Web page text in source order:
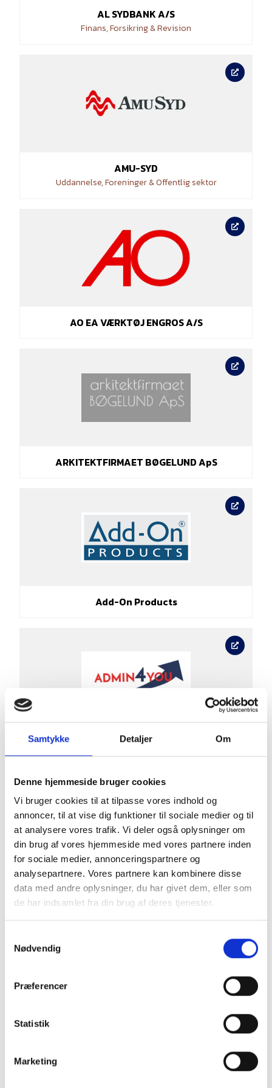
Samtykke Detaljer Om
Denne hjemmeside bruger cookies
Vi bruger cookies til at tilpasse vores indhold og
annoncer, til at vise dig funktioner til sociale medier og til
at analysere vores trafik. Vi deler også oplysninger om
din brug af vores hjemmeside med vores partnere inden
for sociale medier, annonceringspartnere og
analysepartnere. Vores partnere kan kombinere disse
data med andre oplysninger, du har givet dem, eller som
de har indsamlet fra din brug af deres tjenester.
Nødvendig
Præferencer
Statistik
Marketing
AL SYDBANK A/S
Finans, Forsikring & Revision
AMU-SYD
Uddannelse, Foreninger & Offentlig sektor
AO EA VÆRKTØJ ENGROS A/S
ARKITEKTFIRMAET BØGELUND ApS
Add-On Products
Admin4you/TopWine
Ajcon Entreprenør- og Ingeniørfirma A/S